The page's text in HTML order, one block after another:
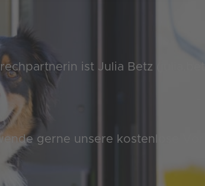
ist Julia Betz
gerne unsere kostenlose